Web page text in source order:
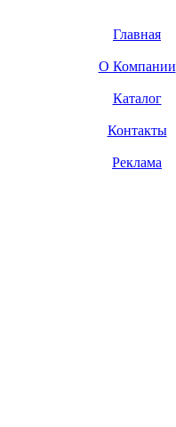
Главная
О Компании
Каталог
Контакты
Реклама